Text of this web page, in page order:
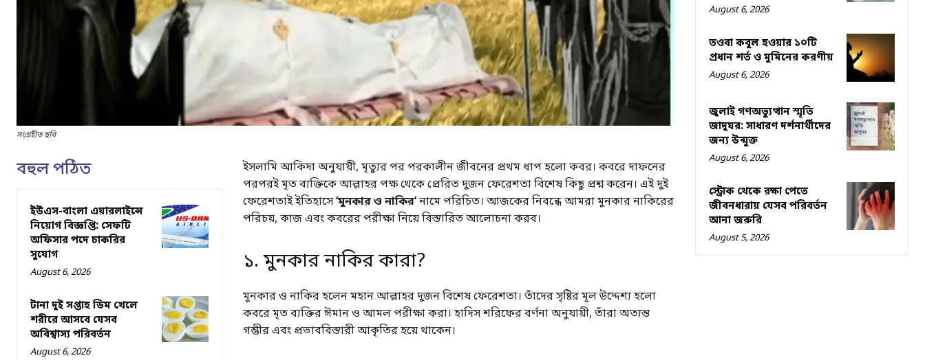
সংগ্রহীত ছবি
বহুল পঠিত
ইউএস-বাংলা এয়ারলাইন্সে
নিয়োগ বিজ্ঞপ্তি: সেফটি
অফিসার পদে চাকরির
সুযোগ
August 6, 2026
টানা দুই সপ্তাহ ডিম খেলে
শরীরে আসবে যেসব
অবিশ্বাস্য পরিবর্তন
August 6, 2026
ইসলামি আকিদা অনুযায়ী, মৃত্যুর পর পরকালীন জীবনের প্রথম ধাপ হলো কবর। কবরে দাফনের
পরপরই মৃত ব্যক্তিকে আল্লাহর পক্ষ থেকে প্রেরিত দুজন ফেরেশতা বিশেষ কিছু প্রশ্ন করেন। এই দুই
ফেরেশতাই ইতিহাসে‘মুনকার ও নাকির’নামে পরিচিত। আজকের নিবন্ধে আমরা মুনকার নাকিরের
পরিচয়, কাজ এবং কবরের পরীক্ষা নিয়ে বিস্তারিত আলোচনা করব।
১. মুনকার নাকির কারা?
মুনকার ও নাকির হলেন মহান আল্লাহর দুজন বিশেষ ফেরেশতা। তাঁদের সৃষ্টির মূল উদ্দেশ্য হলো
কবরে মৃত ব্যক্তির ঈমান ও আমল পরীক্ষা করা। হাদিস শরিফের বর্ণনা অনুযায়ী, তাঁরা অত্যন্ত
গম্ভীর এবং প্রভাববিস্তারী আকৃতির হয়ে থাকেন।
August 6, 2026
তওবা কবুল হওয়ার ১০টি
প্রধান শর্ত ও মুমিনের করণীয়
August 6, 2026
জুলাই গণঅভ্যুত্থান স্মৃতি
জাদুঘর: সাধারণ দর্শনার্থীদের
জন্য উন্মুক্ত
August 6, 2026
স্ট্রোক থেকে রক্ষা পেতে
জীবনধারায় যেসব পরিবর্তন
আনা জরুরি
August 5, 2026